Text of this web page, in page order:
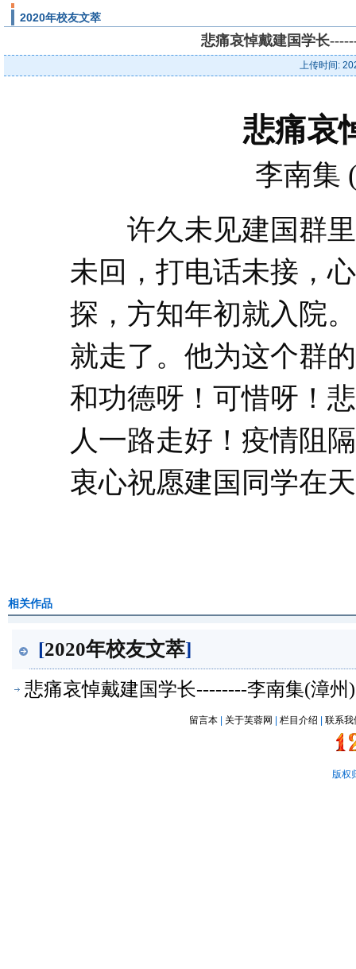
2020年校友文萃
悲痛哀悼戴建国学长
上传时间:
悲痛哀
李南集
许久未见建国群里
未回，打电话未接，
探，方知年初就入院
就走了。他为这个群
和功德呀！可惜呀！
人一路走好！疫情阻
衷心祝愿建国同学在
相关作品
[2020年校友文萃]
悲痛哀悼戴建国学长--------李南集(漳
留言本| 关于芙蓉网 栏目介绍 联系我
版权